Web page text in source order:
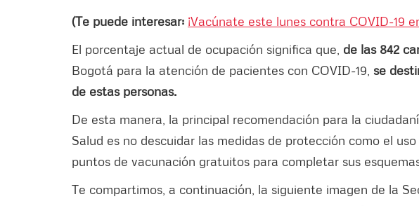
(Te puede interesar: ¡Vacúnate este lunes contra COVID-19
El porcentaje actual de ocupación significa que, de las 842
Bogotá para la atención de pacientes con COVID-19, se
de estas personas.
De esta manera, la principal recomendación para la
Salud es no descuidar las medidas de protección como el
puntos de vacunación gratuitos para completar sus
Te compartimos, a continuación, la siguiente imagen de la